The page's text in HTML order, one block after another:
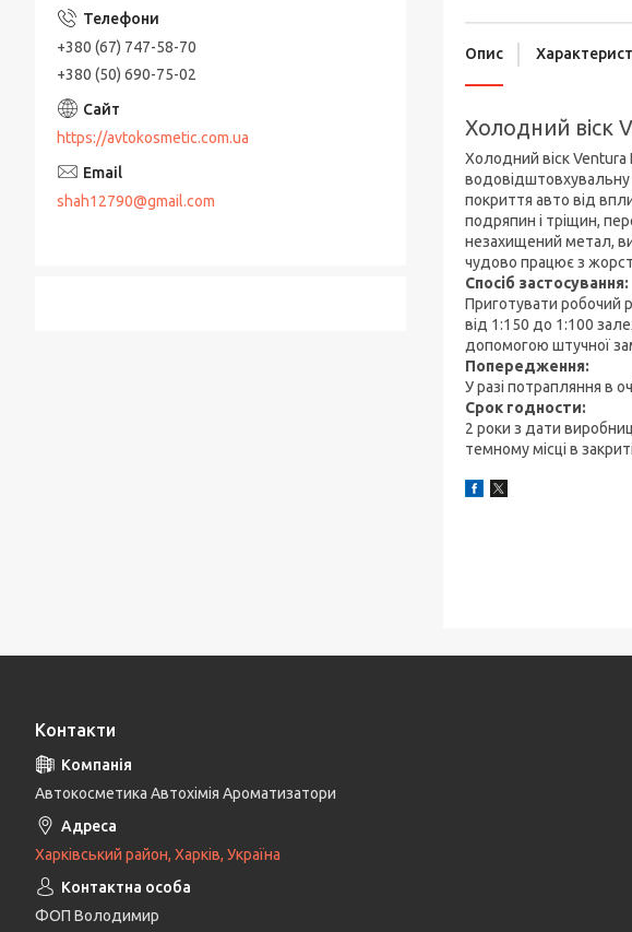
Опис
Холодний віск
Холодний віск Ventura
водовідштовхувальну
покриття авто від
подряпин і тріщин,
незахищений метал,
чудово працює з
Спосіб застосування:
Приготувати робочий
від 1:150 до 1:100
допомогою штучної
Попередження:
У разі потрапляння в
Срок годности:
2 роки з дати
темному місці в
+380 (67) 747-58-70
+380 (50) 690-75-02
https://avtokosmetic.com.ua
shah12790@gmail.com
Контакти
Автокосметика Автохімія Ароматизатори
Харківський район, Харків, Україна
ФОП Володимир